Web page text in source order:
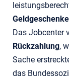
Geldgeschenke
Das Jobcenter
Rückzahlung,
Sache
das